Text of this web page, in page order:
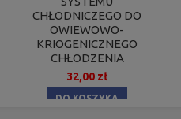
CHŁODNICZEGO DO
OWIEWOWO-
KRIOGENICZNEGO
CHŁODZENIA
32,00 zł
DO KOSZYKA